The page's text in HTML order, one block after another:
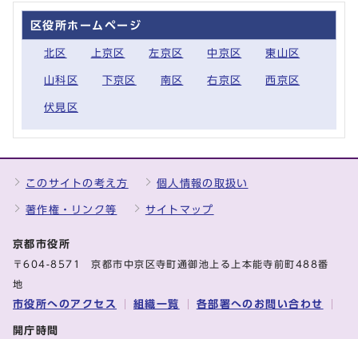
区役所ホームページ
北区 上京区 左京区 中京区 東山区
山科区 下京区 南区 右京区 西京区
伏見区
このサイトの考え方 個人情報の取扱い
著作権・リンク等 サイトマップ
京都市役所
〒604-8571 京都市中京区寺町通御池上る上本能寺前町488番
地
市役所へのアクセス 組織一覧 各部署へのお問い合わせ
開庁時間